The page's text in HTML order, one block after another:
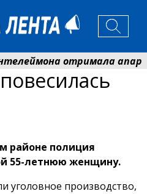
отримала апарат
20 полеглих Героїв
районе полиция
55-летнюю женщину.
уголовное производство,